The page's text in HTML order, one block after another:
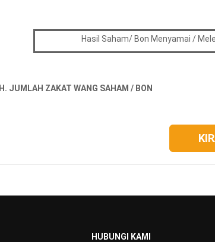
Hasil Saham/ Bon Menyamai /
H. JUMLAH ZAKAT WANG SAHAM / BON
HUBUNGI KAMI